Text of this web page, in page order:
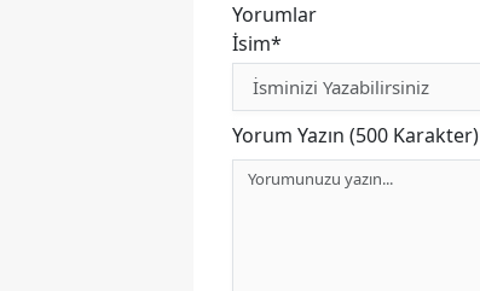
Yorumlar
İsim*
Yorum Yazın (500 Karakter)